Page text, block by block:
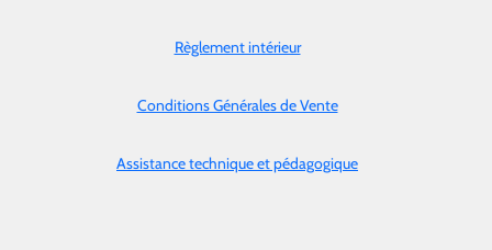
Règlement intérieur
Conditions Générales de Vente
Assistance technique et pédagogique